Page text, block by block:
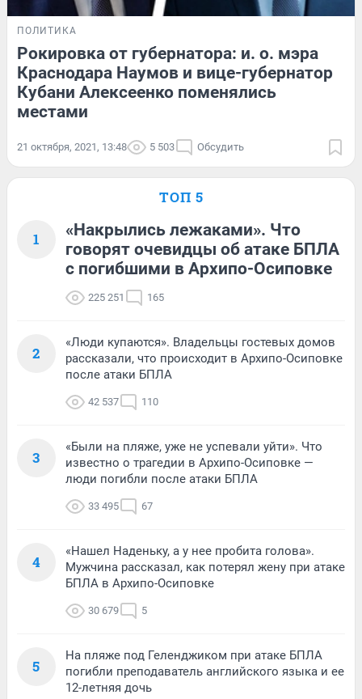
ПОЛИТИКА
Рокировка от губернатора: и. о. мэра
Краснодара Наумов и вице-губернатор
Кубани Алексеенко поменялись
местами
21 октября, 2021, 13:48 5 503 Обсудить
ТОП 5
1
«Накрылись лежаками». Что
говорят очевидцы об атаке БПЛА
с погибшими в Архипо-Осиповке
225 251 165
2
«Люди купаются». Владельцы гостевых домов
рассказали, что происходит в Архипо-Осиповке
после атаки БПЛА
42 537 110
3
«Были на пляже, уже не успевали уйти». Что
известно о трагедии в Архипо-Осиповке —
люди погибли после атаки БПЛА
33 495 67
4
«Нашел Наденьку, а у нее пробита голова».
Мужчина рассказал, как потерял жену при атаке
БПЛА в Архипо-Осиповке
30 679 5
5
На пляже под Геленджиком при атаке БПЛА
погибли преподаватель английского языка и ее
12-летняя дочь